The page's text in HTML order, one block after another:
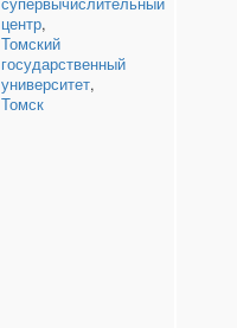
центр,
Томский
государственный
университет,
Томск